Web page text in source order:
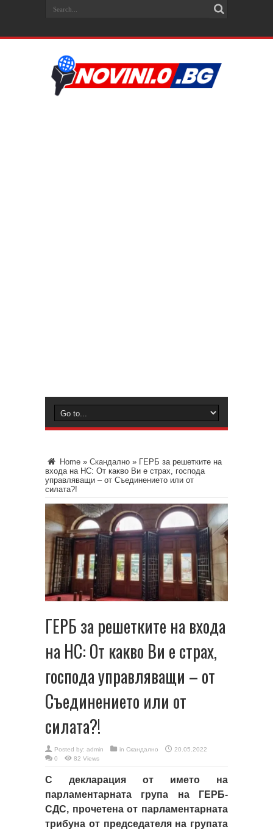
Home » Скандално » ГЕРБ за решетките на
входа на НС: От какво Ви е страх, господа
управляващи – от Съединението или от
силата?!
ГЕРБ за решетките на входа
на НС: От какво Ви е страх,
господа управляващи – от
Съединението или от
силата?!
Posted by: admin in Скандално
20.05.2022
0
82 Views
С декларация от името на
парламентарната група на ГЕРБ-
СДС, прочетена от парламентарната
трибуна от председателя на групата